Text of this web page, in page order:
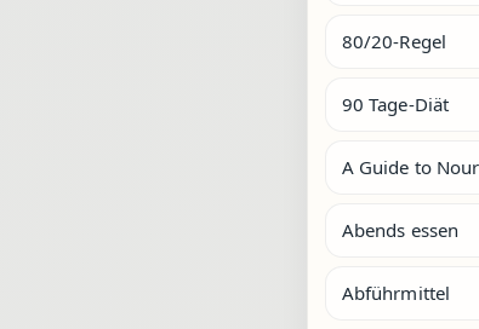
80/20-Regel
90 Tage-Diät
A Guide to
Abends essen
Abführmittel